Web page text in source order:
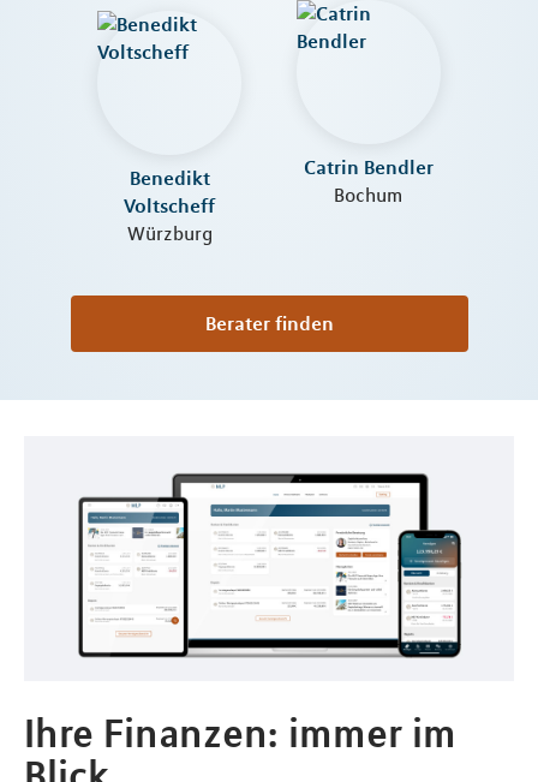
Benedikt
Voltscheff
Würzburg
Catrin Bendler
Bochum
Berater finden
Ihre Finanzen: immer im